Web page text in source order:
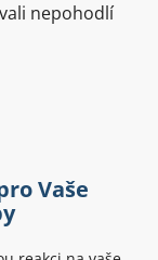
nepohodlí
Vaše